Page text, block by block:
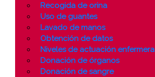
Recogida de orina
Uso de guantes
Lavado de manos
Obtención de datos
Niveles de actuación enfermera
Donación de órganos
Donación de sangre